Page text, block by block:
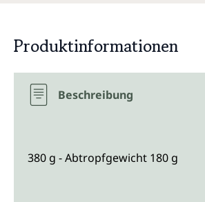
Produktinformationen
Beschreibung
380 g - Abtropfgewicht 180 g